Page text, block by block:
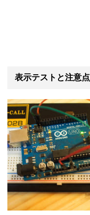
表示テストと注意点